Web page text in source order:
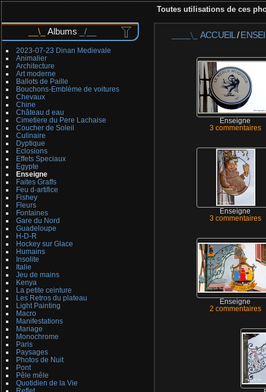
Toutes utilisations de ces
Albums
2023-07-23 Dinan Medievale
Animalier
Architecture
Art moderne
Ballots de Paille
Bouchons-Emblème de voitures
Chevaux
Chine
Château d eau
Cimetiere du Pere Lachaise
Coucher de Soleil
Culinaire
Dyptique
Eclosions
Effets Speciaux
Egypte
Enseigne
Faites Graffs
Feu d-artifice
Fishey
Fleurs
Fontaines
Gare du Nord
Guadeloupe
H-D-R
Hockey sur Glace
Humains
Insolite
Italie
Jeu de mains
Kenya
La petite ceinture
Les Retros du plateau
Light Painting
Macro
Manifestations
Mariage
Monochrome
Paris
Paysages
Photos de Nuit
Pont
Pêle mêle
Quotidien de la Vie
ACCUEIL/
Enseigne
3 commentaires
Enseigne
3 commentaires
Enseigne
2 commentaires